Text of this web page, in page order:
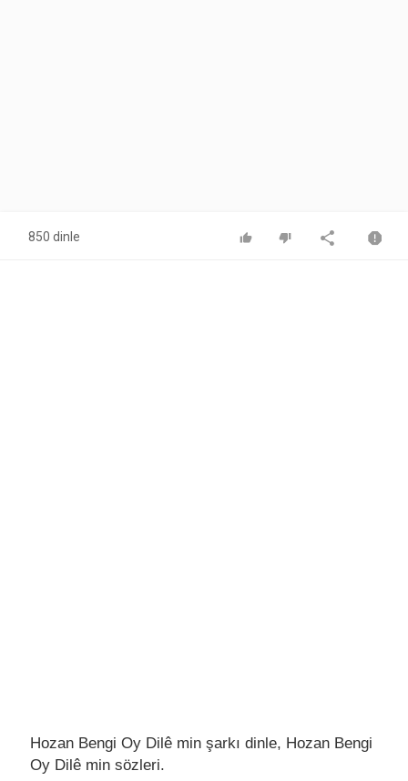
850 dinle
Hozan Bengi Oy Dilê min şarkı dinle, Hozan Bengi
Oy Dilê min sözleri.